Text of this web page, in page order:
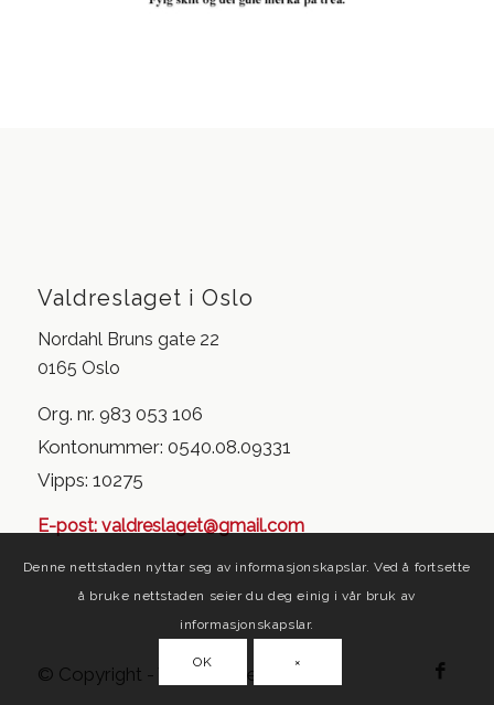
Valdreslaget i Oslo
Nordahl Bruns gate 22
0165 Oslo
Org. nr. 983 053 106
Kontonummer: 0540.08.09331
Vipps: 10275
E-post:valdreslaget@gmail.com
© Copyright - Valdreslaget i Oslo
Denne nettstaden nyttar seg av informasjonskapslar. Ved å fortsette
å bruke nettstaden seier du deg einig i vår bruk av
informasjonskapslar.
OK ×